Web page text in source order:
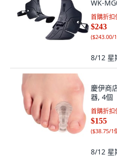
WK-
首購折扣
$243
($243.00/
8/12 星
慶伊商
器, 4個
首購折扣
$155
($38.75/1
8/12 星